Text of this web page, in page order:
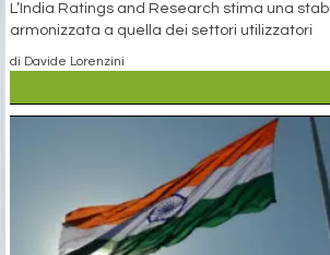
L’India Ratings and Research stima una
armonizzata a quella dei settori utilizzatori
di Davide Lorenzini